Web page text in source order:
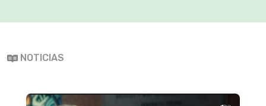
NOTICIAS